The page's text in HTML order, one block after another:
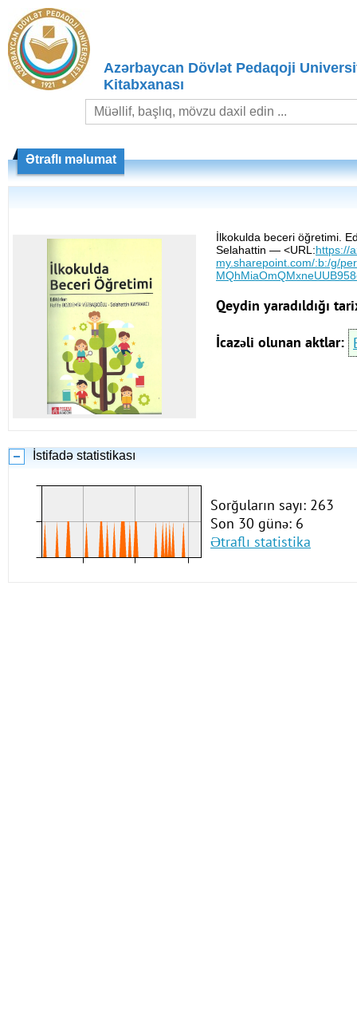
Azərbaycan Dövlət Pedaqoji
Kitabxanası
Ətraflı məlumat
İlkokulda beceri öğretimi.
Selahattin — <URL:https://
my.sharepoint.com/:b:/g/
Qeydin yaradıldığı
İcazəli olunan aktlar:
İstifadə statistikası
Sorğuların sayı: 263
Son 30 günə: 6
Ətraflı statistika